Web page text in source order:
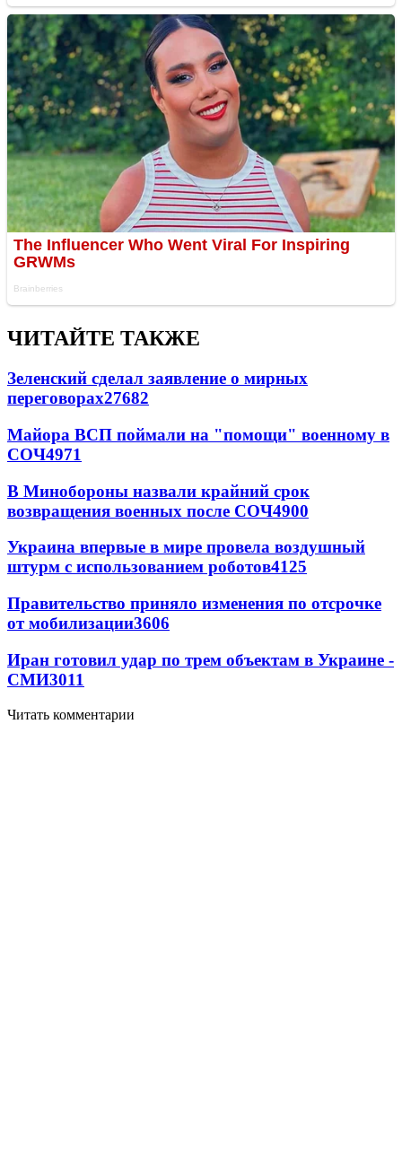
ЧИТАЙТЕ ТАКЖЕ
Зеленский сделал заявление о мирных
переговорах27682
Майора ВСП поймали на "помощи" военному в
СОЧ4971
В Минобороны назвали крайний срок
возвращения военных после СОЧ4900
Украина впервые в мире провела воздушный
штурм с использованием роботов4125
Правительство приняло изменения по отсрочке
от мобилизации3606
Иран готовил удар по трем объектам в Украине -
СМИ3011
Читать комментарии